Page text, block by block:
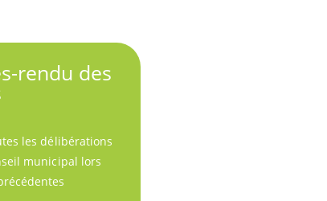
rendu des
les délibérations
municipal lors